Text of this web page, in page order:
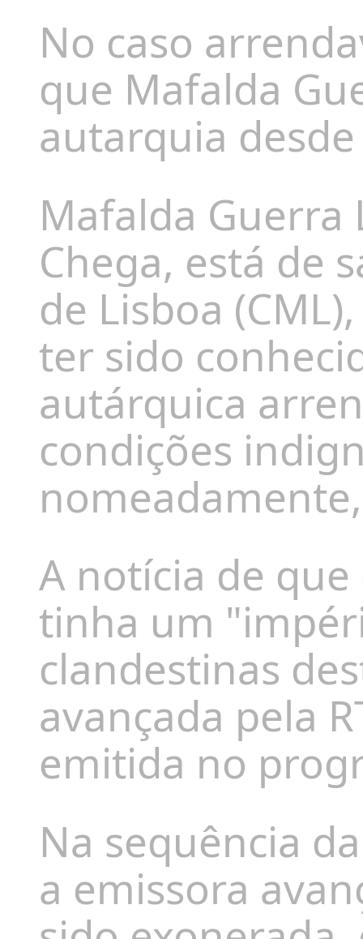
No caso
que Mafalda
autarquia
Mafalda
Chega, está de
de Lisboa
ter sido
autárquica
condições
A notícia de
tinha um
clandestinas
avançada pela
emitida no
Na sequência
a emissora